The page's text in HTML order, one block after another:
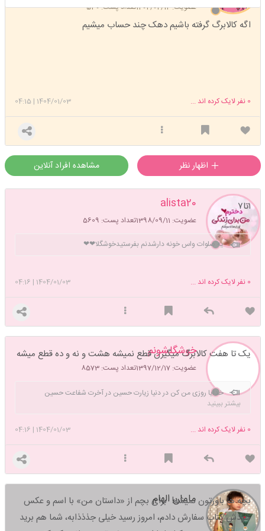
عضویت: 1402/02/14 تعداد پست: 530
اگه کالابرگ گرفته باشیم دهک چند حساب میشیم
1404/01/03
|
04:15 0 نفر لایک کرده اند ...
مشاهده افراد آنلاین
alista20
عضویت: 1398/09/11 تعداد پست: 5609
۱تا۷
یه صلوات واس خونه دارشدنم بفرستیدخوشگلا❤❤
1404/01/03
|
04:16 0 نفر لایک کرده اند ...
خوشگلشونم
عضویت: 1397/12/17 تعداد پست: 8573
یک تا هفت کالابرگ میگیرن قطع نمیشه هشت و نه و ده قطع میشه
خدایا روزی من کن در دنیا زیارت حسین در آخرت شفاعت حسین
بیشتر ببینید
1404/01/03
|
04:16 0 نفر لایک کرده اند ...
مامان الهام
بچه ها باورتون نمیشه! برای بچم از «داستان من» با اسم و عکس
خودش کتاب سفارش دادم، امروز رسید خیلی جذذذابه، شما هم برید